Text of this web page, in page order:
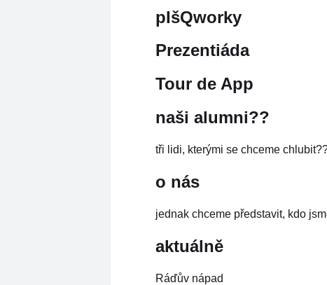
pIšQworky
Prezentiáda
Tour de App
naši alumni??
tři lidi, kterými se chceme
o nás
jednak chceme představit, kdo
aktuálně
Ráďův nápad